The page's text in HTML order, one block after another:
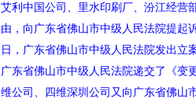
艾利中国公司、里水印刷厂、汾江经营
由，向广东省佛山市中级人民法院提起
日，广东省佛山市中级人民法院发出立
广东省佛山市中级人民法院递交了《变
维公司、四维深圳公司又向广东省佛山